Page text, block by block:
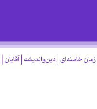
زمان خامنه‌ای دین‌واندیشه آقایان